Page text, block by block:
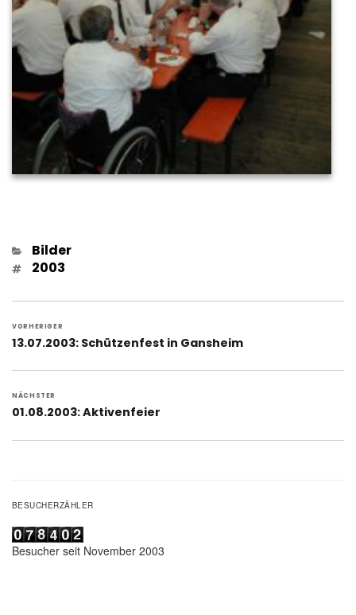
Kategorien
Bilder
Schlagwörter
2003
VORHERIGER
Vorheriger
13.07.2003: Schützenfest in Gansheim
NÄCHSTER
Nächster
01.08.2003: Aktivenfeier
BESUCHERZÄHLER
Besucher seit November 2003